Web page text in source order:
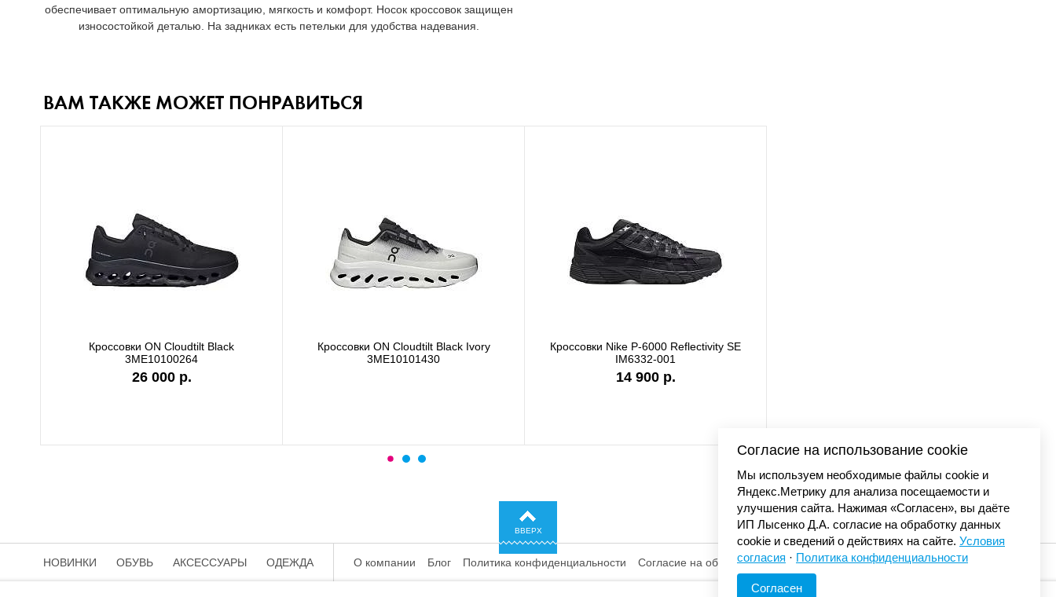
обеспечивает оптимальную амортизацию, мягкость и комфорт. Носок кроссовок защищен
износостойкой деталью. На задниках есть петельки для удобства надевания.
ВАМ ТАКЖЕ МОЖЕТ ПОНРАВИТЬСЯ
Кроссовки ON Cloudtilt Black
3ME10100264
26 000 р.
Кроссовки ON Cloudtilt Black Ivory
3ME10101430
Кроссовки Nike P-6000 Reflectivity SE
IM6332-001
14 900 р.
ВВЕРХ
© «Элемент». 2013-2026 Все права защищены.
НОВИНКИ ОБУВЬ АКСЕССУАРЫ ОДЕЖДА О компании Блог Политика конфиденциальности Согласие на обработку
Согласие на использование cookie
Мы используем необходимые файлы cookie и
Яндекс.Метрику для анализа посещаемости и
улучшения сайта. Нажимая «Согласен», вы даёте
ИП Лысенко Д.А. согласие на обработку данных
cookie и сведений о действиях на сайте. Условия
согласия · Политика конфиденциальности
Согласен